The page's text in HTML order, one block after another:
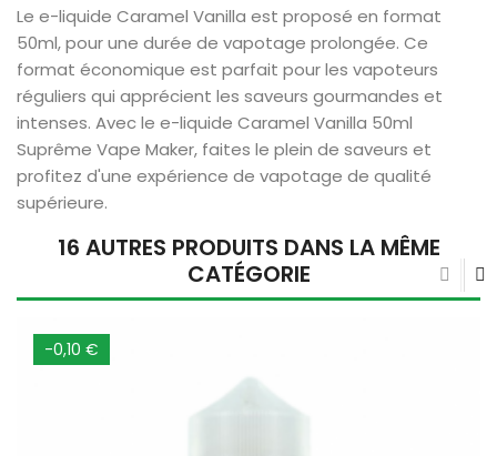
Le e-liquide Caramel Vanilla est proposé en format
50ml, pour une durée de vapotage prolongée. Ce
format économique est parfait pour les vapoteurs
réguliers qui apprécient les saveurs gourmandes et
intenses. Avec le e-liquide Caramel Vanilla 50ml
Suprême Vape Maker, faites le plein de saveurs et
profitez d'une expérience de vapotage de qualité
supérieure.
16 AUTRES PRODUITS DANS LA MÊME
CATÉGORIE
-0,10 €